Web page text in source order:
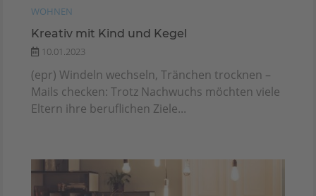
WOHNEN
Kreativ mit Kind und Kegel
10.01.2023
(epr) Windeln wechseln, Tränchen trocknen –
Mails checken: Trotz Nachwuchs möchten viele
Eltern ihre beruflichen Ziele...